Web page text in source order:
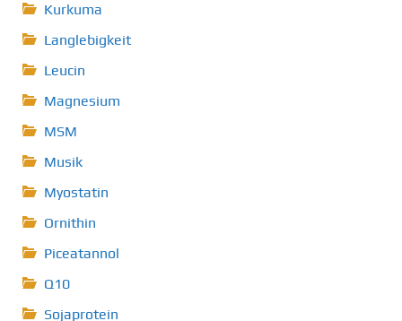
Kurkuma
Langlebigkeit
Leucin
Magnesium
MSM
Musik
Myostatin
Ornithin
Piceatannol
Q10
Sojaprotein